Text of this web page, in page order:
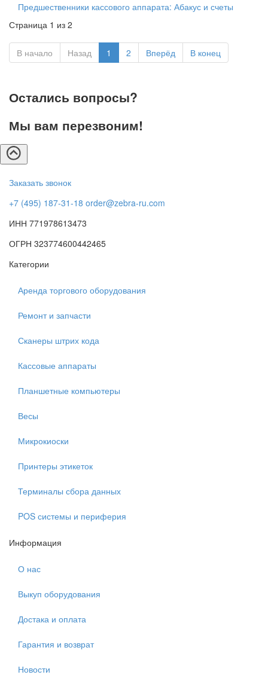
Предшественники кассового аппарата: Абакус и счеты
Страница 1 из 2
В начало Назад 1 2 Вперёд В конец
Остались вопросы?
Мы вам перезвоним!
Заказать звонок
+7 (495) 187-31-18 order@zebra-ru.com
ИНН 771978613473
ОГРН 323774600442465
Категории
Аренда торгового оборудования
Ремонт и запчасти
Сканеры штрих кода
Кассовые аппараты
Планшетные компьютеры
Весы
Микрокиоски
Принтеры этикеток
Терминалы сбора данных
POS системы и периферия
Информация
О нас
Выкуп оборудования
Достака и оплата
Гарантия и возврат
Новости